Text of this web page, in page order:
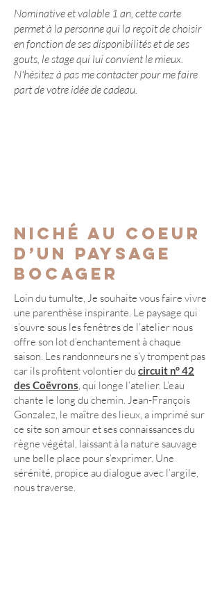
Nominative et valable 1 an, cette carte
permet à la personne qui la reçoit de choisir
en fonction de ses disponibilités et de ses
gouts, le stage qui lui convient le mieux.
N'hésitez à pas me contacter pour me faire
part de votre idée de cadeau.
Niché au coeur
d’un paysage
bocager
Loin du tumulte, Je souhaite vous faire vivre
une parenthèse inspirante. Le paysage qui
s’ouvre sous les fenêtres de l’atelier nous
offre son lot d’enchantement à chaque
saison. Les randonneurs ne s’y trompent pas
car ils profitent volontier du circuit n° 42
des Coëvrons, qui longe l’atelier. L’eau
chante le long du chemin. Jean-François
Gonzalez, le maître des lieux, a imprimé sur
ce site son amour et ses connaissances du
règne végétal, laissant à la nature sauvage
une belle place pour s’exprimer. Une
sérénité, propice au dialogue avec l’argile,
nous traverse.